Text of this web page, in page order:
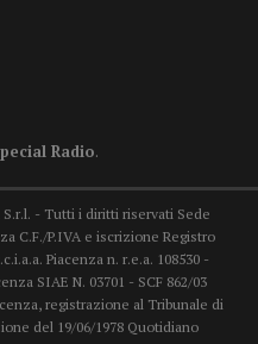
Radio.
S.r.l. - Tutti i diritti riservati Sede
C.F./P.IVA e iscrizione Registro
Piacenza n. r.e.a. 108530 -
SIAE N. 03701 - SCF 862/03
registrazione al Tribunale di
del 19/06/1978 Quotidiano